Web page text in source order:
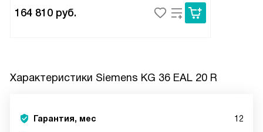
164 810 руб.
Характеристики Siemens KG 36 EAL 20 R
Гарантия, мес 12